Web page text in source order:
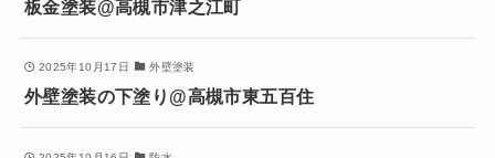
板金塗装@高槻市津之江町
2025年10月17日 外壁塗装
外壁塗装の下塗り@高槻市東五百住